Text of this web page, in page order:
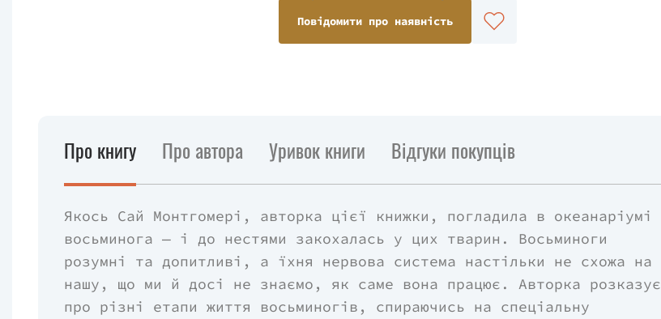
Повідомити про наявність
Про книгу Про автора Уривок книги Відгуки покупців
Якось Сай Монтгомері, авторка цієї книжки, погладила в океанаріумі
восьминога — і до нестями закохалась у цих тварин. Восьминоги
розумні та допитливі, а їхня нервова система настільки не схожа на
нашу, що ми й досі не знаємо, як саме вона працює. Авторка розказує
про різні етапи життя восьминогів, спираючись на спеціальну